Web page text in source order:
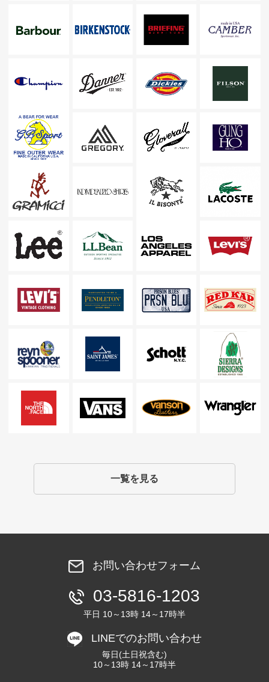
一覧を見る
お問い合わせフォーム
03-5816-1203
平日 10～13時 14～17時半
LINEでのお問い合わせ
毎日(土日祝含む)
10～13時 14～17時半